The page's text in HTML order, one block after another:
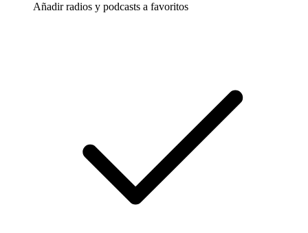
Añadir radios y podcasts a favoritos